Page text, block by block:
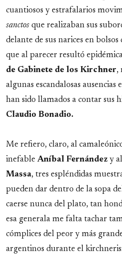
cuantiosos y estrafalarios
sanctos que realizaban sus
delante de sus narices en
que al parecer resultó
de Gabinete de los Kirchner,
algunas escandalosas ausencias
han sido llamados a contar sus
Claudio Bonadio.
Me refiero, claro, al
inefable Aníbal Fernández y
Massa, tres espléndidas
pueden dar dentro de la sopa
caerse nunca del plato, tan
esa generala me falta tachar
cómplices del peor y más
argentinos durante el